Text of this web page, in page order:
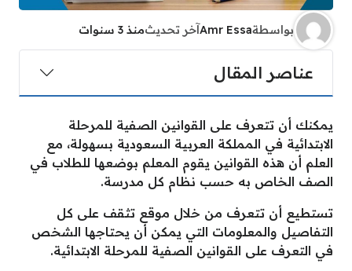
بواسطةAmr Essaآخر تحديثمنذ 3 سنوات
عناصر المقال
يمكنك أن تتعرف على القوانين الصفية للمرحلة
الابتدائية في المملكة العربية السعودية بسهولة، مع
العلم أن هذه القوانين يقوم المعلم بوضعها للطلاب في
الصف الخاص به حسب نظام كل مدرسة.
تستطيع أن تتعرف من خلال موقع تثقف على كل
التفاصيل والمعلومات التي يمكن أن يحتاجها الشخص
في التعرف على القوانين الصفية للمرحلة الابتدائية.